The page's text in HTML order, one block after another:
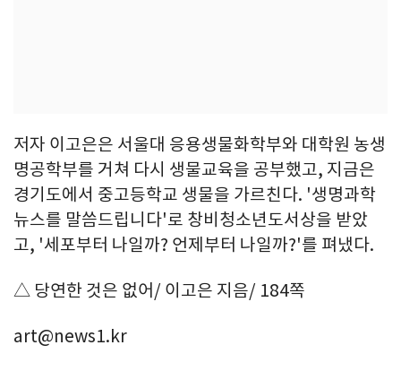
저자 이고은은 서울대 응용생물화학부와 대학원 농생
명공학부를 거쳐 다시 생물교육을 공부했고, 지금은
경기도에서 중고등학교 생물을 가르친다. '생명과학
뉴스를 말씀드립니다'로 창비청소년도서상을 받았
고, '세포부터 나일까? 언제부터 나일까?'를 펴냈다.
△ 당연한 것은 없어/ 이고은 지음/ 184쪽
art@news1.kr